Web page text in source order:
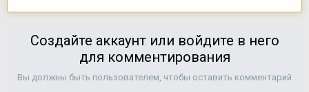
Создайте аккаунт или войдите в него
для комментирования
Вы должны быть пользователем, чтобы оставить комментарий